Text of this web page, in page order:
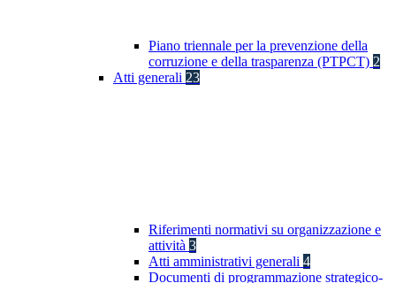
Piano triennale per la prevenzione della
corruzione e della trasparenza (PTPCT) 2
Atti generali 23
Riferimenti normativi su organizzazione e
attività 3
Atti amministrativi generali 4
Documenti di programmazione strategico-